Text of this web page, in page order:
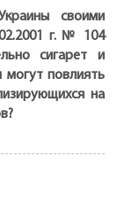
своими
г. № 104
сигарет и
повлиять
на